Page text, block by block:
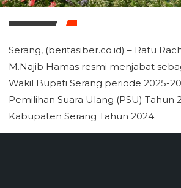
Serang, (beritasiber.co.id) – Ratu
M.Najib Hamas resmi menjabat
Wakil Bupati Serang periode 2025-
Pemilihan Suara Ulang (PSU) Tahun
Kabupaten Serang Tahun 2024.